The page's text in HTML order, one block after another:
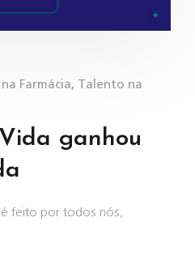
Farmácia, Talento na
ganhou
feito por todos nós,